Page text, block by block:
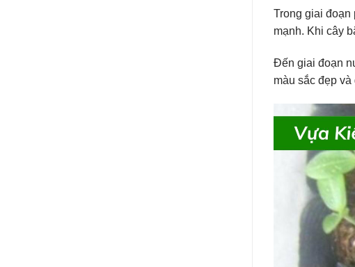
Trong giai đoạn
mạnh. Khi cây
Đến giai đoạn
màu sắc đẹp